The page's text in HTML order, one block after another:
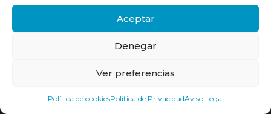
Aceptar
Denegar
Ver preferencias
Política de cookiesPolítica de PrivacidadAviso Legal